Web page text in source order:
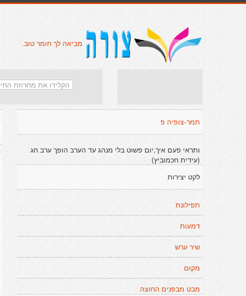
מביאה לך חומר טוב.
תמר-צופיה פ
ותראי פעם איך,יום פשוט בלי מנהג עד הערב הופך ערב חג
(עידית חכמוביץ)
לקט יצירות
תפילונת
דמעות
שיר ערש
מקום
מבט מבפנים החוצה